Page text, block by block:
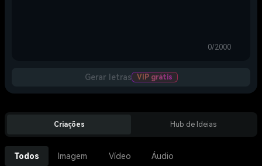
0/2000
Gerar letras VIP grátis
Criações Hub de Ideias
Todos Imagem Vídeo Áudio